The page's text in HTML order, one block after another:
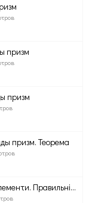
призм
призм
призм. Теорема
Правильні...